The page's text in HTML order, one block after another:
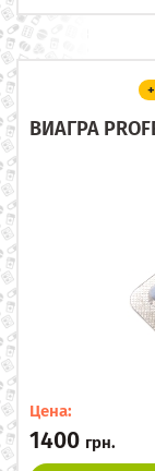
ВИАГРА
Цена:
1400 грн.